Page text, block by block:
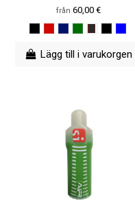
från60,00 €
Lägg till i varukorgen